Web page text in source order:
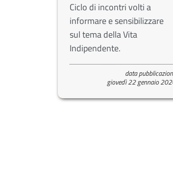
Ciclo di incontri volti a
informare e sensibilizzare
sul tema della Vita
Indipendente.
data
giovedì 22 gennaio